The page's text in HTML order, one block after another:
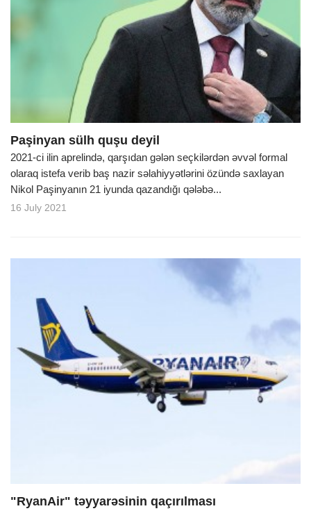
Paşinyan sülh quşu deyil
2021-ci ilin aprelində, qarşıdan gələn seçkilərdən əvvəl formal
olaraq istefa verib baş nazir səlahiyyətlərini özündə saxlayan
Nikol Paşinyanın 21 iyunda qazandığı qələbə...
16 July 2021
"RyanAir" təyyarəsinin qaçırılması